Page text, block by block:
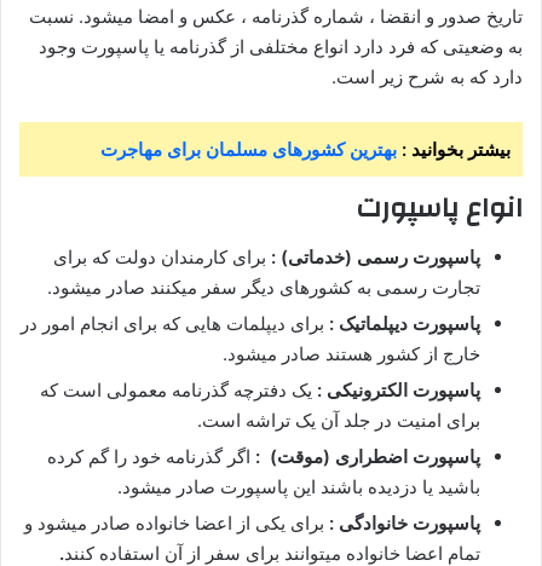
تاریخ صدور و انقضا ، شماره گذرنامه ، عکس و امضا میشود. نسبت
به وضعیتی که فرد دارد انواع مختلفی از گذرنامه یا پاسپورت وجود
دارد که به شرح زیر است.
بیشتر بخوانید : بهترین کشورهای مسلمان برای مهاجرت
انواع پاسپورت
پاسپورت رسمی (خدماتی) : برای کارمندان دولت که برای
تجارت رسمی به کشورهای دیگر سفر میکنند صادر میشود.
پاسپورت دیپلماتیک : برای دیپلمات هایی که برای انجام امور در
خارج از کشور هستند صادر میشود.
پاسپورت الکترونیکی : یک دفترچه گذرنامه معمولی است که
برای امنیت در جلد آن یک تراشه است.
پاسپورت اضطراری (موقت) : اگر گذرنامه خود را گم کرده
باشید یا دزدیده باشند این پاسپورت صادر میشود.
پاسپورت خانوادگی : برای یکی از اعضا خانواده صادر میشود و
تمام اعضا خانواده میتوانند برای سفر از آن استفاده کنند.